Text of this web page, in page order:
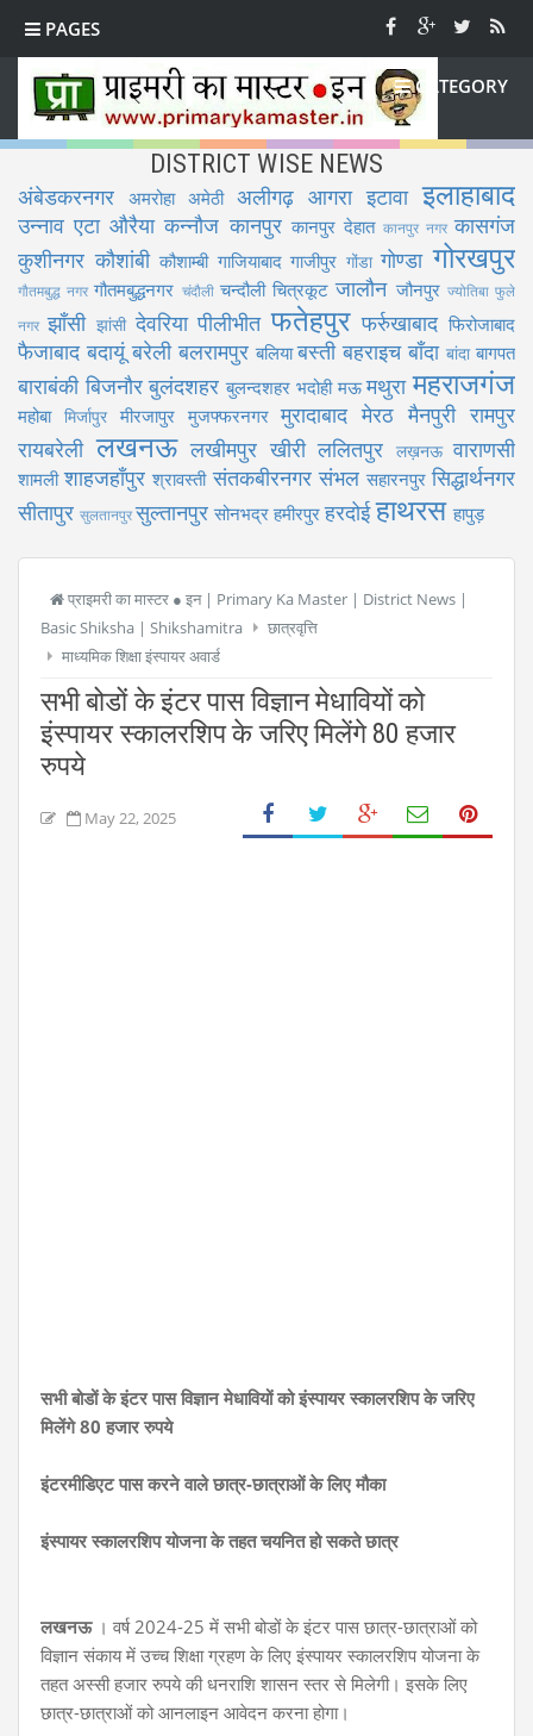
PAGES
CATEGORY
DISTRICT WISE NEWS
अंबेडकरनगर अमरोहा अमेठी अलीगढ़ आगरा इटावा इलाहाबाद
उन्नाव एटा औरैया कन्नौज कानपुर कानपुर देहात कानपुर नगर कासगंज
कुशीनगर कौशांबी कौशाम्बी गाजियाबाद गाजीपुर गोंडा गोण्डा गोरखपुर
गौतमबुद्ध नगर गौतमबुद्धनगर चंदौली चन्दौली चित्रकूट जालौन जौनपुर ज्योतिबा फुले
नगर झाँसी झांसी देवरिया पीलीभीत फतेहपुर फर्रुखाबाद फिरोजाबाद
फैजाबाद बदायूं बरेली बलरामपुर बलिया बस्ती बहराइच बाँदा बांदा बागपत
बाराबंकी बिजनौर बुलंदशहर बुलन्दशहर भदोही मऊ मथुरा महराजगंज
महोबा मिर्जापुर मीरजापुर मुजफ्फरनगर मुरादाबाद मेरठ मैनपुरी रामपुर
रायबरेली लखनऊ लखीमपुर खीरी ललितपुर लख़नऊ वाराणसी
शामली शाहजहाँपुर श्रावस्ती संतकबीरनगर संभल सहारनपुर सिद्धार्थनगर
सीतापुर सुलतानपुरसुल्तानपुर सोनभद्र हमीरपुर हरदोई हाथरस हापुड़
प्राइमरी का मास्टर ● इन | Primary Ka Master | District News |
Basic Shiksha | Shikshamitra
छात्रवृत्ति
माध्यमिक शिक्षा इंस्पायर अवार्ड
सभी बोडों के इंटर पास विज्ञान मेधावियों को
इंस्पायर स्कालरशिप के जरिए मिलेंगे 80 हजार
रुपये
May 22, 2025
सभी बोडों के इंटर पास विज्ञान मेधावियों को इंस्पायर स्कालरशिप के जरिए
मिलेंगे 80 हजार रुपये
इंटरमीडिएट पास करने वाले छात्र-छात्राओं के लिए मौका
इंस्पायर स्कालरशिप योजना के तहत चयनित हो सकते छात्र
लखनऊ। वर्ष 2024-25 में सभी बोडों के इंटर पास छात्र-छात्राओं को
विज्ञान संकाय में उच्च शिक्षा ग्रहण के लिए इंस्पायर स्कालरशिप योजना के
तहत अस्सी हजार रुपये की धनराशि शासन स्तर से मिलेगी। इसके लिए
छात्र-छात्राओं को आनलाइन आवेदन करना होगा।